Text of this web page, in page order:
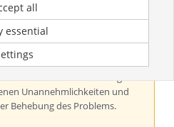
zur Preis- und
Kunden, derzeit kann es bei der
aus technischen
Unannehmlichkeiten und
Behebung des Problems.
all
essential